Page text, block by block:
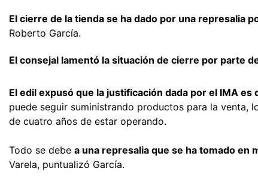
El cierre de la tienda se ha dado por una represalia
Roberto García.
El consejal lamentó la situación de cierre por parte
El edil expusó que la justificación dada por el IMA
puede seguir suministrando productos para la venta,
de cuatro años de estar operando.
Todo se debe a una represalia que se ha tomado en
Varela, puntualizó García.